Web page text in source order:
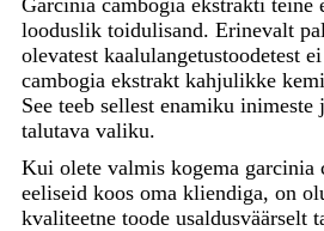
looduslik toidulisand. Erinevalt
olevatest kaalulangetustoodetest
cambogia ekstrakt kahjulikke
See teeb sellest enamiku inimeste
talutava valiku.
Kui olete valmis kogema garcinia
eeliseid koos oma kliendiga, on
kvaliteetne toode usaldusväärselt